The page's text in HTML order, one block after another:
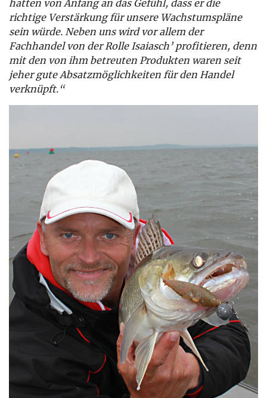
hatten von Anfang an das Gefühl, dass er die
richtige Verstärkung für unsere Wachstumspläne
sein würde. Neben uns wird vor allem der
Fachhandel von der Rolle Isaiasch’ profitieren, denn
mit den von ihm betreuten Produkten waren seit
jeher gute Absatzmöglichkeiten für den Handel
verknüpft.“